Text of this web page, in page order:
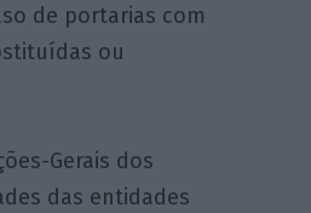
de portarias com
ou
Gerais dos
das entidades